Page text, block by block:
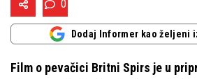
0
Dodaj Informer kao željeni
Film o pevačici Britni Spirs je u